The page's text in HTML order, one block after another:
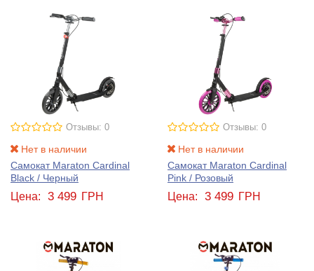
Отзывы: 0
Нет в наличии
Самокат Maraton Cardinal
Black / Черный
Цена: 3 499 ГРН
Отзывы: 0
Нет в наличии
Самокат Maraton Cardinal
Pink / Розовый
Цена: 3 499 ГРН